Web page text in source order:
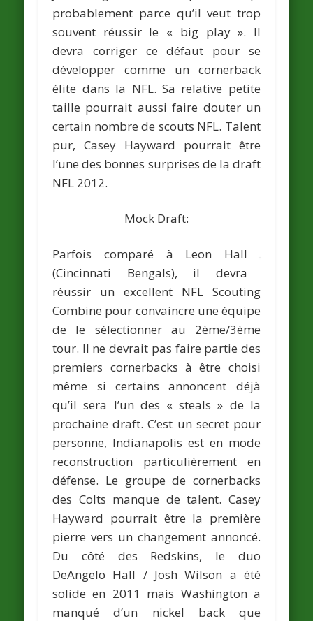
probablement parce qu’il veut trop
souvent réussir le « big play ». Il
devra corriger ce défaut pour se
développer comme un cornerback
élite dans la NFL. Sa relative petite
taille pourrait aussi faire douter un
certain nombre de scouts NFL. Talent
pur, Casey Hayward pourrait être
l’une des bonnes surprises de la draft
NFL 2012.
Mock Draft:
Parfois comparé à Leon Hall
(Cincinnati Bengals), il devra
réussir un excellent NFL Scouting
Combine pour convaincre une équipe
de le sélectionner au 2ème/3ème
tour. Il ne devrait pas faire partie des
premiers cornerbacks à être choisi
même si certains annoncent déjà
qu’il sera l’un des « steals » de la
prochaine draft. C’est un secret pour
personne, Indianapolis est en mode
reconstruction particulièrement en
défense. Le groupe de cornerbacks
des Colts manque de talent. Casey
Hayward pourrait être la première
pierre vers un changement annoncé.
Du côté des Redskins, le duo
DeAngelo Hall / Josh Wilson a été
solide en 2011 mais Washington a
manqué d’un nickel back que